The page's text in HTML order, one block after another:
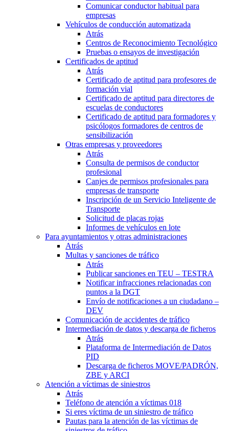
Comunicar conductor habitual para
empresas
Vehículos de conducción automatizada
Atrás
Centros de Reconocimiento Tecnológico
Pruebas o ensayos de investigación
Certificados de aptitud
Atrás
Certificado de aptitud para profesores de
formación vial
Certificado de aptitud para directores de
escuelas de conductores
Certificado de aptitud para formadores y
psicólogos formadores de centros de
sensibilización
Otras empresas y proveedores
Atrás
Consulta de permisos de conductor
profesional
Canjes de permisos profesionales para
empresas de transporte
Inscripción de un Servicio Inteligente de
Transporte
Solicitud de placas rojas
Informes de vehículos en lote
Para ayuntamientos y otras administraciones
Atrás
Multas y sanciones de tráfico
Atrás
Publicar sanciones en TEU – TESTRA
Notificar infracciones relacionadas con
puntos a la DGT
Envío de notificaciones a un ciudadano –
DEV
Comunicación de accidentes de tráfico
Intermediación de datos y descarga de ficheros
Atrás
Plataforma de Intermediación de Datos
PID
Descarga de ficheros MOVE/PADRÓN,
ZBE y ARCI
Atención a víctimas de siniestros
Atrás
Teléfono de atención a víctimas 018
Si eres víctima de un siniestro de tráfico
Pautas para la atención de las víctimas de